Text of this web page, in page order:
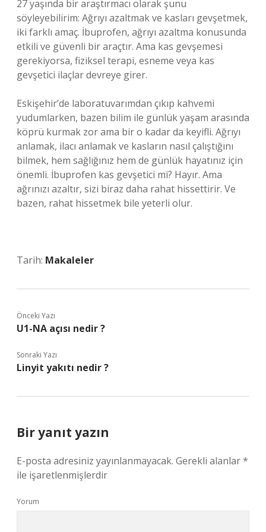
27 yaşında bir araştırmacı olarak şunu
söyleyebilirim: Ağrıyı azaltmak ve kasları gevşetmek,
iki farklı amaç. İbuprofen, ağrıyı azaltma konusunda
etkili ve güvenli bir araçtır. Ama kas gevşemesi
gerekiyorsa, fiziksel terapi, esneme veya kas
gevşetici ilaçlar devreye girer.
Eskişehir’de laboratuvarımdan çıkıp kahvemi
yudumlarken, bazen bilim ile günlük yaşam arasında
köprü kurmak zor ama bir o kadar da keyifli. Ağrıyı
anlamak, ilacı anlamak ve kasların nasıl çalıştığını
bilmek, hem sağlığınız hem de günlük hayatınız için
önemli. İbuprofen kas gevşetici mi? Hayır. Ama
ağrınızı azaltır, sizi biraz daha rahat hissettirir. Ve
bazen, rahat hissetmek bile yeterli olur.
Tarih: Makaleler
Önceki Yazı
U1-NA açısı nedir ?
Sonraki Yazı
Linyit yakıtı nedir ?
Bir yanıt yazın
E-posta adresiniz yayınlanmayacak. Gerekli alanlar*
ile işaretlenmişlerdir
Yorum